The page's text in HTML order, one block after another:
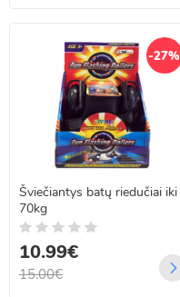
-27%
Šviečiantys batų riedučiai iki
70kg
10.99€
15.00€